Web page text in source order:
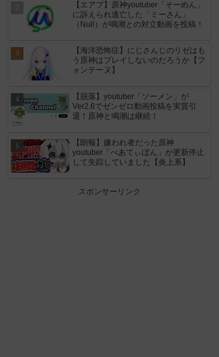
【エアプ】原神youtuber「そーめん」
に訴えられ逃亡した「ミーさん」
（Null）が鳴潮との対立動画を投稿！
【海洋恐怖症】にじさんじのリゼはも
う原神はプレイしないのだろうか【フ
ォンテーヌ】
【脱落】youtuber「ソーメン」が
Ver2.6でゼンゼロ動画投稿を実質引
退！原神と鳴潮は継続！
【朗報】嫌われ者だった原神
youtuber「べあてぃぼん」が更新停止
して失踪していました【炎上系】
スポンサーリンク